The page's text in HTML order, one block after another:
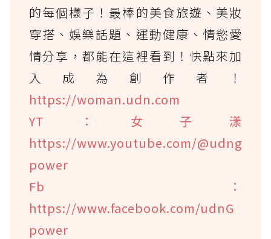
的每個樣子！最棒的美食旅遊、美妝
穿搭、娛樂話題、運動健康、情慾愛
情分享，都能在這裡看到！快點來加
入成為創作者！
https://woman.udn.com
YT：女子漾
https://www.youtube.com/@udng
power
Fb：
https://www.facebook.com/udnG
power